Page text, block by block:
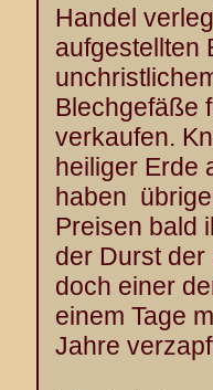
Handel
aufgestellten
Blechgefäße
verkaufen.
heiliger Erde
haben
Preisen bald
der Durst
doch einer
einem Tage
Jahre